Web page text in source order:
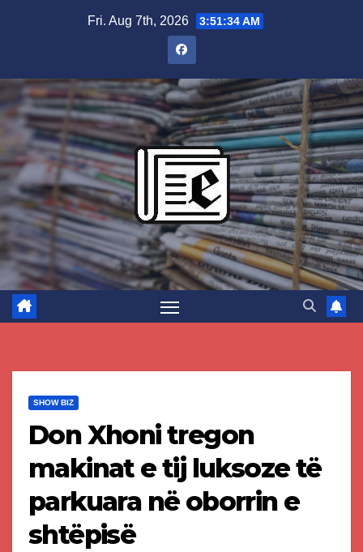
Fri. Aug 7th, 2026 3:51:35 AM
SHOW BIZ
Don Xhoni tregon
makinat e tij luksoze të
parkuara në oborrin e
shtëpisë